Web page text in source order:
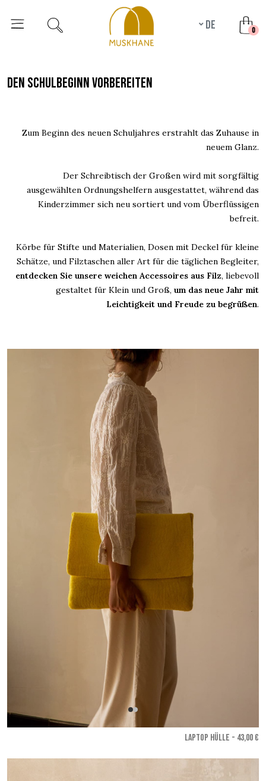
de 0
den schulbeginn vorbereiten
Zum Beginn des neuen Schuljahres erstrahlt das Zuhause in
neuem Glanz.
Der Schreibtisch der Großen wird mit sorgfältig
ausgewählten Ordnungshelfern ausgestattet, während das
Kinderzimmer sich neu sortiert und vom Überflüssigen
befreit.
Körbe für Stifte und Materialien, Dosen mit Deckel für kleine
Schätze, und Filztaschen aller Art für die täglichen Begleiter,
entdecken Sie unsere weichen Accessoires aus Filz, liebevoll
gestaltet für Klein und Groß, um das neue Jahr mit
Leichtigkeit und Freude zu begrüßen.
LAPTOP HÜLLE - 43,00 €